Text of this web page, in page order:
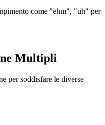
come "ehm", "uh" per
Multipli
per soddisfare le diverse